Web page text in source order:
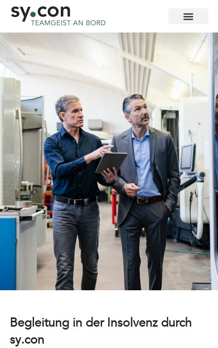
Begleitung in der Insolvenz durch
sy.con